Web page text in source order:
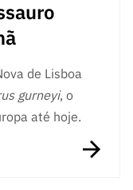
de Lisboa
gurneyi, o
até hoje.